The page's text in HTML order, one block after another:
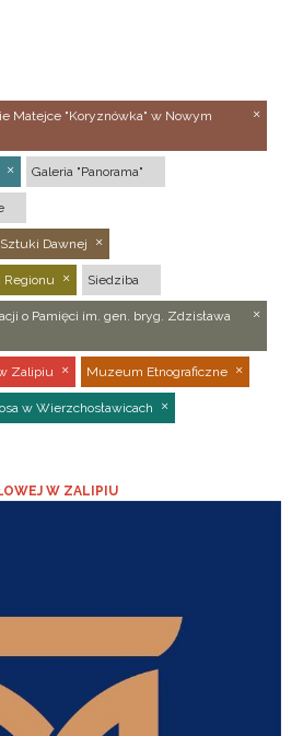
Matejce "Koryznówka" w Nowym
Galeria "Panorama"
Dawnej
Regionu Siedziba
o Pamięci im. gen. bryg. Zdzisława
Zalipiu Muzeum Etnograficzne
w Wierzchosławicach
W ZALIPIU